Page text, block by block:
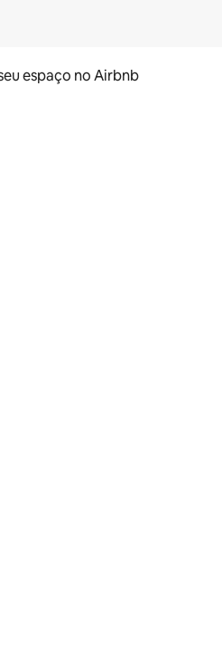
espaço no Airbnb